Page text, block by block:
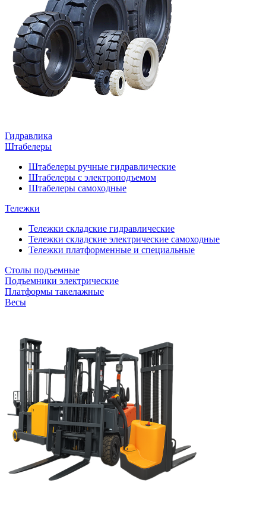
Гидравлика
Штабелеры
Штабелеры ручные гидравлические
Штабелеры с электроподъемом
Штабелеры самоходные
Тележки
Тележки складские гидравлические
Тележки складские электрические самоходные
Тележки платформенные и специальные
Столы подъемные
Подъемники электрические
Платформы такелажные
Весы